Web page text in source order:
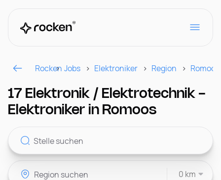
Für Arbeitgeber
Kontakt
Rocken Jobs Elektroniker Region Romoos
17 Elektronik / Elektrotechnik -
Elektroniker in Romoos
0 km